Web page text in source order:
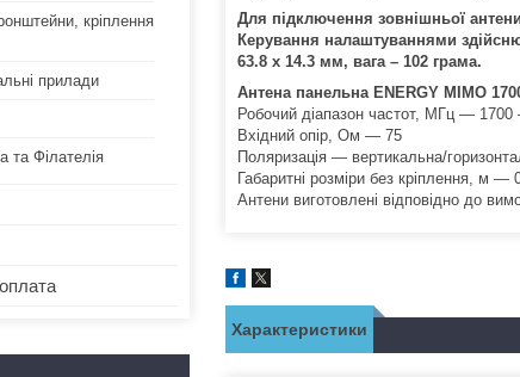
Для підключення зовнішньої
Керування налаштуваннями
63.8 x 14.3 мм, вага – 102 грама.
Антена панельна ENERGY MIMO
Робочий діапазон частот, МГц —
Вхідний опір, Ом — 75
Поляризація — вертикальна/
Габаритні розміри без кріплення, м —
Антени виготовлені відповідно до
Характеристики
кріплення
прилади
та Філателія